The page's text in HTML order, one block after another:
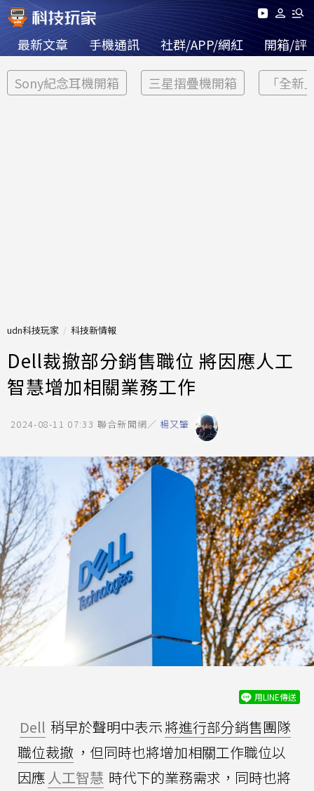
最新文章 手機通訊 社群/APP/網紅 開箱/評
Sony紀念耳機開箱 三星摺疊機開箱 「全新
udn科技玩家 科技新情報
Dell裁撤部分銷售職位 將因應人工
智慧增加相關業務工作
2024-08-11 07:33 聯合新聞網／ 楊又肇
用LINE傳送
Dell 稍早於聲明中表示將進行部分銷售團隊
職位裁撤 ，但同時也將增加相關工作職位以
因應 人工智慧 時代下的業務需求，同時也將